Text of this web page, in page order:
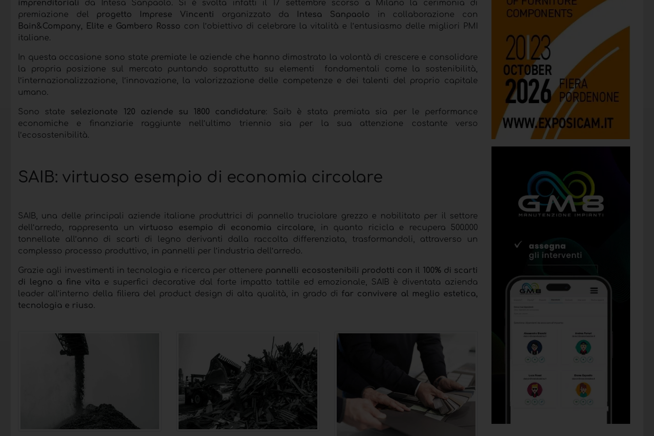
imprenditoriali da Intesa Sanpaolo. Si è svolta infatti il 17 settembre scorso a Milano la cerimonia di
premiazione del progetto Imprese Vincenti organizzato da Intesa Sanpaolo in collaborazione con
Bain&Company, Elite e Gambero Rosso con l’obiettivo di celebrare la vitalità e l’entusiasmo delle migliori PMI
italiane.
In questa occasione sono state premiate le aziende che hanno dimostrato la volontà di crescere e consolidare
la propria posizione sul mercato puntando soprattutto su elementi fondamentali come la sostenibilità,
l’internazionalizzazione, l’innovazione, la valorizzazione delle competenze e dei talenti del proprio capitale
umano.
Sono state selezionate 120 aziende su 1800 candidature: Saib è stata premiata sia per le performance
economiche e finanziarie raggiunte nell’ultimo triennio sia per la sua attenzione costante verso
l’ecosostenibilità.
SAIB: virtuoso esempio di economia circolare
SAIB, una delle principali aziende italiane produttrici di pannello truciolare grezzo e nobilitato per il settore
dell’arredo, rappresenta unvirtuoso esempio di economia circolare, in quanto ricicla e recupera 500.000
tonnellate all’anno di scarti di legno derivanti dalla raccolta differenziata, trasformandoli, attraverso un
complesso processo produttivo, in pannelli per l’industria dell’arredo.
Grazie agli investimenti in tecnologia e ricerca per ottenere pannelli ecosostenibili prodotti con il 100% di scarti
di legno a fine vita e superfici decorative dal forte impatto tattile ed emozionale, SAIB è diventata azienda
leader all’interno della filiera del product design di alta qualità, in grado di far convivere al meglio estetica,
tecnologia e riuso.